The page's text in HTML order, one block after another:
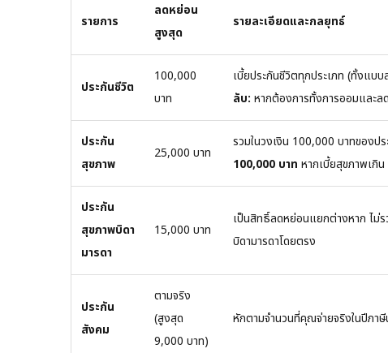
รายการ
ลดหย่อน
สูงสุด
รายละเอียดและกลยุทธ์
ประกันชีวิต
100,000
บาท
เบี้ยประกันชีวิตทุกประเภท (ทั้งแ
ลับ: หากต้องการทั้งการออมและ
ประกัน
สุขภาพ
25,000 บาท
รวมในวงเงิน 100,000 บาทของป
100,000 บาท หากเบี้ยสุขภาพเกิ
ประกัน
สุขภาพบิดา
มารดา
15,000 บาท
เป็นสิทธิ์ลดหย่อนแยกต่างหาก ไม่
บิดามารดาโดยตรง
ประกัน
สังคม
ตามจริง
(สูงสุด
9,000 บาท)
หักตามจำนวนที่คุณจ่ายจริงในปีภา